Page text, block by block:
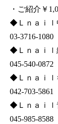
・ご紹介￥
◆Ｌｎａｉ
03-3716-1080
◆Ｌｎａｉ
045-540-0872
◆Ｌｎａｉｌ
042-703-5861
◆Ｌｎａｉｌ
045-985-8588